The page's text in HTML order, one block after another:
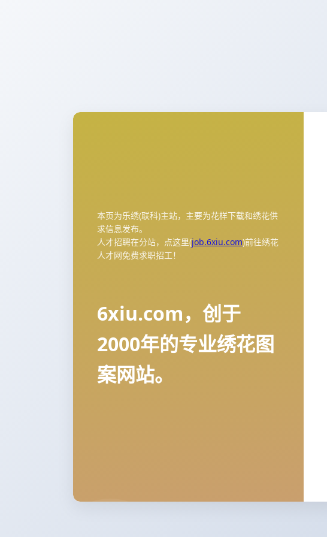
本页为乐绣(联科)主站，主要为花样下载和绣花供
求信息发布。
人才招聘在分站，点这里(job.6xiu.com)前往绣花
人才网免费求职招工！
6xiu.com，创于
2000年的专业绣花图
案网站。